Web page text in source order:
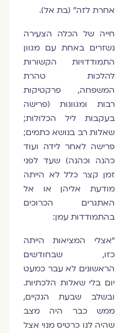
אחרת לזה” (בת אל).
חייה של הכלה הצעירה
נשזרים באחת עם מגוון
התמודדויות הקשורות
להלכות טהרת
המשפחה, פרקטיקות
רבות ומגוונות (פרישה
בעקבות ליל הכלולות;
שאלות רב בנושא כתמים;
פרישה לאחר לידה ועוד
כהנה וכהנה) שעד לפני
זמן קצר כלל לא הייתה
מודעת אליהן או אל
האתגרים הכרוכים
בהתמודדות עמן:
“אצלי המציאות הייתה
כזו, שבחודשים
הראשונים לא עבר כמעט
יום בלי שאלות הלכתיות.
ובשלב שבעת הנקיים,
ממש כבר היה מצב
שהיה לנו כרטיס מנוי אצל